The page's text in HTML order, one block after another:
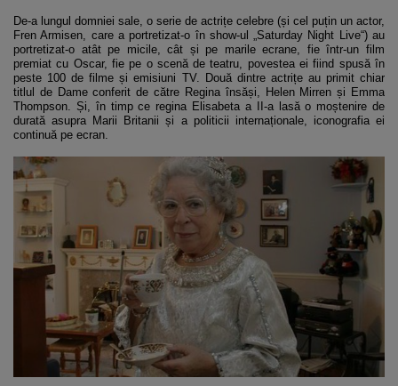
De-a lungul domniei sale, o serie de actrițe celebre (și cel puțin un actor,
Fren Armisen, care a portretizat-o în show-ul „Saturday Night Live“) au
portretizat-o atât pe micile, cât și pe marile ecrane, fie într-un film
premiat cu Oscar, fie pe o scenă de teatru, povestea ei fiind spusă în
peste 100 de filme și emisiuni TV. Două dintre actrițe au primit chiar
titlul de Dame conferit de către Regina însăși, Helen Mirren și Emma
Thompson. Și, în timp ce regina Elisabeta a II-a lasă o moștenire de
durată asupra Marii Britanii și a politicii internaționale, iconografia ei
continuă pe ecran.